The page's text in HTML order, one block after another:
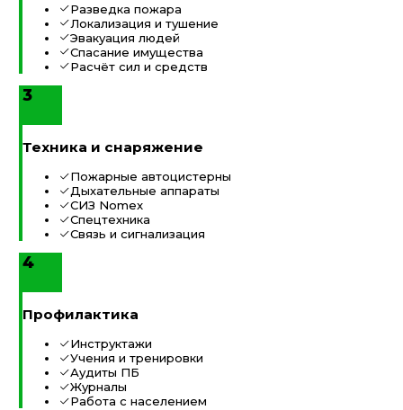
Разведка пожара
Локализация и тушение
Эвакуация людей
Спасание имущества
Расчёт сил и средств
3
Техника и снаряжение
Пожарные автоцистерны
Дыхательные аппараты
СИЗ Nomex
Спецтехника
Связь и сигнализация
4
Профилактика
Инструктажи
Учения и тренировки
Аудиты ПБ
Журналы
Работа с населением